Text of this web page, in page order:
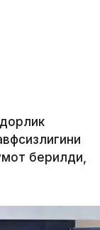
берилди,